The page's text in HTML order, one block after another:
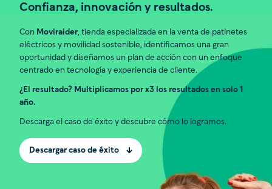
Confianza, innovación y resultados.
Con Moviraider, tienda especializada en la venta de patinetes
eléctricos y movilidad sostenible, identificamos una gran
oportunidad y diseñamos un plan de acción con un enfoque
centrado en tecnología y experiencia de cliente.
¿El resultado? Multiplicamos por x3 los resultados en solo 1
año.
Descarga el caso de éxito y descubre cómo lo logramos.
Descargar caso de éxito